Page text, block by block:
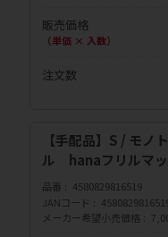
販売価格
（単価 × 入数）
注文数
【手配品】S / モ
ル hanaフリルマ
品番
4580829816519
JANコード
メーカー希望小売価格